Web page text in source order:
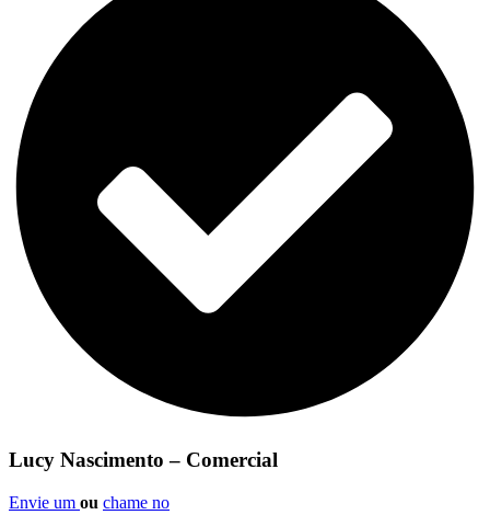
Lucy Nascimento – Comercial
Envie um ou chame no